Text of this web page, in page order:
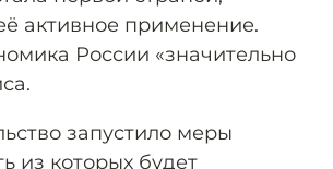
активное применение.
России «значительно
запустило меры
из которых будет